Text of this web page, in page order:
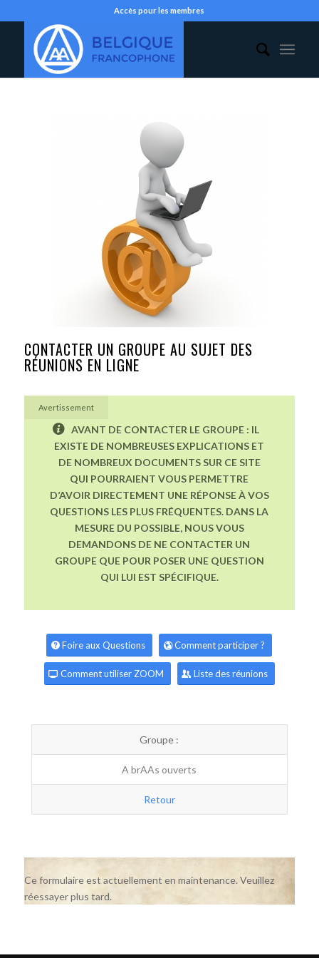
Accès pour les membres
CONTACTER UN GROUPE AU SUJET DES
RÉUNIONS EN LIGNE
Avertissement
AVANT DE CONTACTER LE GROUPE : IL
EXISTE DE NOMBREUSES EXPLICATIONS ET
DE NOMBREUX DOCUMENTS SUR CE SITE
QUI POURRAIENT VOUS PERMETTRE
D’AVOIR DIRECTEMENT UNE RÉPONSE À VOS
QUESTIONS LES PLUS FRÉQUENTES. DANS LA
MESURE DU POSSIBLE, NOUS VOUS
DEMANDONS DE NE CONTACTER UN
GROUPE QUE POUR POSER UNE QUESTION
QUI LUI EST SPÉCIFIQUE.
Foire aux Questions Comment participer ?
Comment utiliser ZOOM Liste des réunions
Groupe :
A brAAs ouverts
Retour
Ce formulaire est actuellement en maintenance. Veuillez
réessayer plus tard.